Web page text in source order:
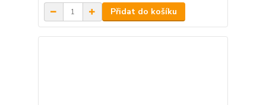
Přidat do košíku